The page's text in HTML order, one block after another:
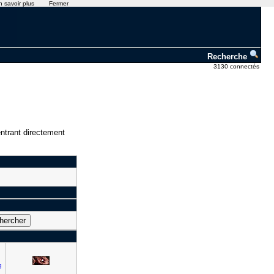
Recherche
3130 connectés
directement
savoir plus Fermer